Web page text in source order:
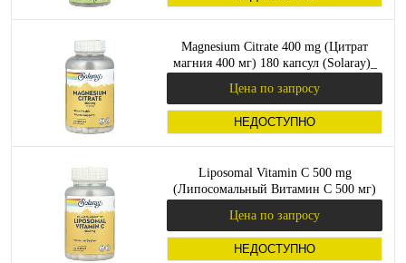
Magnesium Citrate 400 mg (Цитрат
магния 400 мг) 180 капсул (Solaray)_
Цена по запросу
НЕДОСТУПНО
Liposomal Vitamin C 500 mg
(Липосомальный Витамин С 500 мг)
Цена по запросу
НЕДОСТУПНО